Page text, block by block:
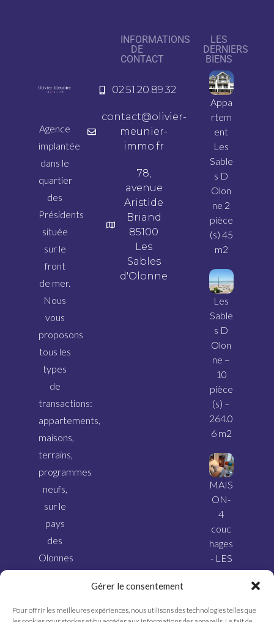
Gérer le consentement
Pour offrir les meilleures expériences, nous utilisons des technologies telles que
Agence
implantée
dans le
quartier
des
Présidents
située
sur le
front
de mer.
Nous
vous
proposons
tous les
types
de
transactions:
appartements,
maisons,
terrains,
programmes
neufs,
sur le
pays
des
Olonnes
INFORMATIONS
DE
CONTACT
02.51.20.89.32
contact@olivier-
meunier-
immo.fr
78,
avenue
Aristide
Briand
85100
Les
Sables
d'Olonne
LES
DERNIERS
BIENS
Appa
rtem
ent
Les
Sable
s D
Olon
ne 2
pièce
(s) 45
m2
Les
Sable
s D
Olon
ne –
10
pièce
(s) –
264.0
6 m2
MAIS
ON-
4
couc
hages
- LES
SABL
ONN